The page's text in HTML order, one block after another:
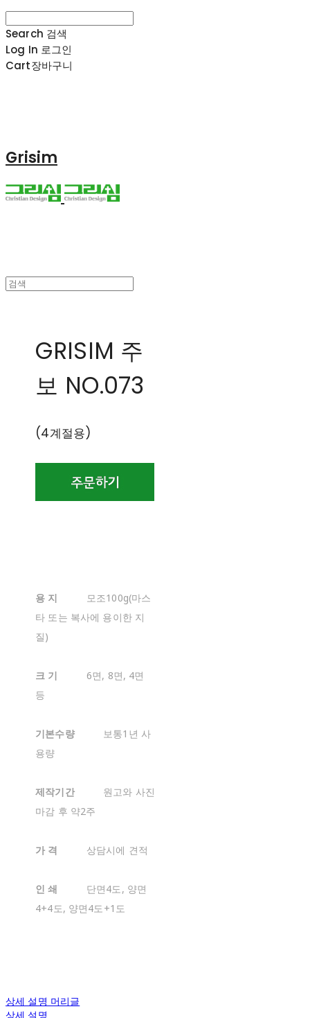
Search 검색
Log In 로그인
Cart장바구니
Grisim
GRISIM 주
보 NO.073
(4계절용)
용 지
모조100g(마스
타 또는 복사에 용이한 지
질)
크 기
6면, 8면, 4면
등
기본수량
보통1년 사
용량
제작기간
원고와 사진
마감 후 약2주
가 격 상담시에 견적
인 쇄
단면4도, 양면
4+4도, 양면4도+1도
상세 설명 머리글
상세 설명